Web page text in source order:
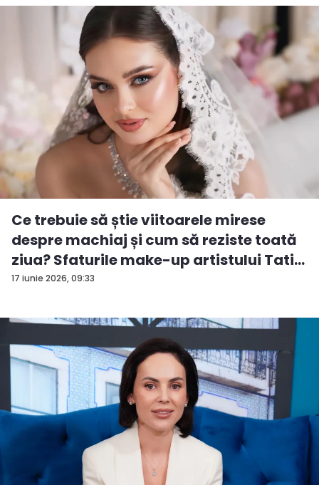
17 iunie 2026, 09:33
Ce trebuie să știe viitoarele mirese
despre machiaj și cum să reziste toată
ziua? Sfaturile make-up artistului Tati...